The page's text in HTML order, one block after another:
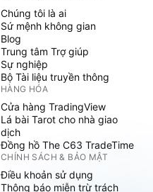
Chúng tôi là ai
Sứ mệnh không gian
Blog
Trung tâm Trợ giúp
Sự nghiệp
Bộ Tài liệu truyền thông
HÀNG HÓA
Cửa hàng TradingView
Lá bài Tarot cho nhà giao
dịch
Đồng hồ The C63 TradeTime
CHÍNH SÁCH & BẢO MẬT
Điều khoản sử dụng
Thông báo miễn trừ trách